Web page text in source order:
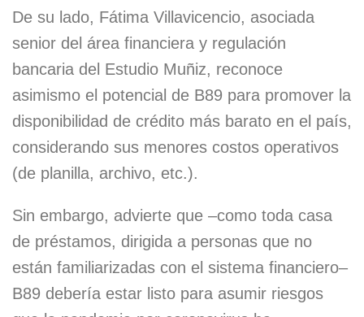
De su lado, Fátima Villavicencio, asociada
senior del área financiera y regulación
bancaria del Estudio Muñiz, reconoce
asimismo el potencial de B89 para promover la
disponibilidad de crédito más barato en el país,
considerando sus menores costos operativos
(de planilla, archivo, etc.).
Sin embargo, advierte que –como toda casa
de préstamos, dirigida a personas que no
están familiarizadas con el sistema financiero–
B89 debería estar listo para asumir riesgos